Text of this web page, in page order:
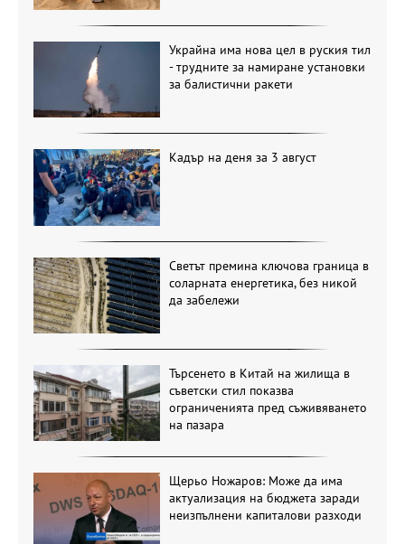
Украйна има нова цел в руския тил
- трудните за намиране установки
за балистични ракети
Кадър на деня за 3 август
Светът премина ключова граница в
соларната енергетика, без никой
да забележи
Търсенето в Китай на жилища в
съветски стил показва
ограниченията пред съживяването
на пазара
Щерьо Ножаров: Може да има
актуализация на бюджета заради
неизпълнени капиталови разходи